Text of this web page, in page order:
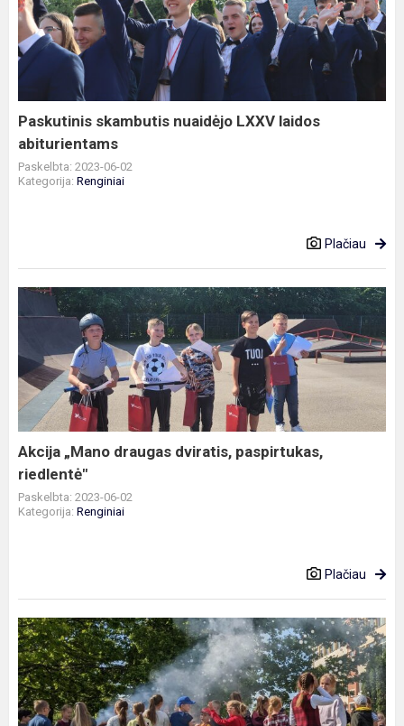
nuaidėjo
LXXV
laidos
abiturientams
Paskutinis skambutis nuaidėjo LXXV laidos
abiturientams
Paskelbta: 2023-06-02
Kategorija: Renginiai
Plačiau
Akcija
„Mano
dviratis,
paspirtukas,
riedlentė"
Akcija „Mano draugas dviratis, paspirtukas,
riedlentė"
Paskelbta: 2023-06-02
Kategorija: Renginiai
Plačiau
Akcija
„Pūskim
burbulus,
o
ne